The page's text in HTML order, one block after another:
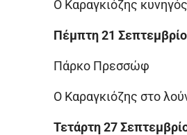
Ο Καραγκιόζης
Πέμπτη 21
Πάρκο Πρεσσώφ
Ο Καραγκιόζης στο
Τετάρτη 27